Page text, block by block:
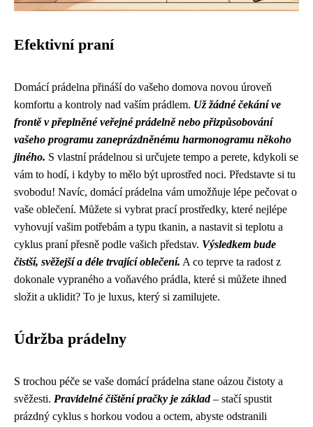
Efektivní praní
Domácí prádelna přináší do vašeho domova novou úroveň
komfortu a kontroly nad vaším prádlem. Už žádné čekání ve
frontě v přeplněné veřejné prádelně nebo přizpůsobování
vašeho programu zaneprázdněnému harmonogramu někoho
jiného. S vlastní prádelnou si určujete tempo a perete, kdykoli se
vám to hodí, i kdyby to mělo být uprostřed noci. Představte si tu
svobodu! Navíc, domácí prádelna vám umožňuje lépe pečovat o
vaše oblečení. Můžete si vybrat prací prostředky, které nejlépe
vyhovují vašim potřebám a typu tkanin, a nastavit si teplotu a
cyklus praní přesně podle vašich představ. Výsledkem bude
čistší, svěžejší a déle trvající oblečení. A co teprve ta radost z
dokonale vypraného a voňavého prádla, které si můžete ihned
složit a uklidit? To je luxus, který si zamilujete.
Údržba prádelny
S trochou péče se vaše domácí prádelna stane oázou čistoty a
svěžesti. Pravidelné čištění pračky je základ– stačí spustit
prázdný cyklus s horkou vodou a octem, abyste odstranili